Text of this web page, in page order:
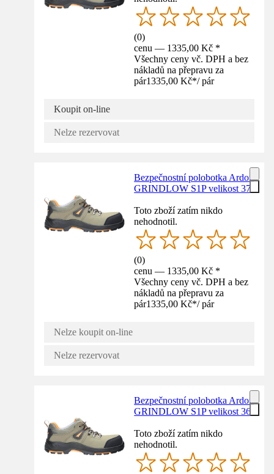
(0)
cenu — 1335,00 Kč *
Všechny ceny vč. DPH a bez
nákladů na přepravu za
pár1335,00 Kč*/ pár
Koupit on-line
Nelze rezervovat
Bezpečnostní polobotka Ardon
GRINDLOW S1P velikost 37
Toto zboží zatím nikdo
nehodnotil.
(0)
cenu — 1335,00 Kč *
Všechny ceny vč. DPH a bez
nákladů na přepravu za
pár1335,00 Kč*/ pár
Nelze koupit on-line
Nelze rezervovat
Bezpečnostní polobotka Ardon
GRINDLOW S1P velikost 36
Toto zboží zatím nikdo
nehodnotil.